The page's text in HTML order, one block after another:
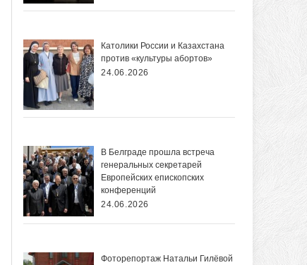
Католики России и Казахстана
против «культуры абортов»
24.06.2026
В Белграде прошла встреча
генеральных секретарей
Европейских епископских
конференций
24.06.2026
Фоторепортаж Натальи Гилёвой